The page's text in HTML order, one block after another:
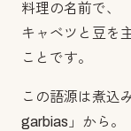
料理の名前で、
キャベツと豆を
ことです。
この語源は煮込
garbias」から。